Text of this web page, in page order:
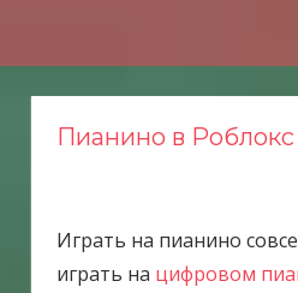
Пианино в Роблокс
Играть на пианино
играть на цифровом